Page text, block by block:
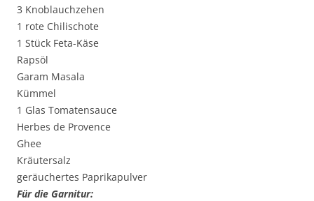
3 Knoblauchzehen
1 rote Chilischote
1 Stück Feta-Käse
Rapsöl
Garam Masala
Kümmel
1 Glas Tomatensauce
Herbes de Provence
Ghee
Kräutersalz
geräuchertes Paprikapulver
Für die Garnitur: